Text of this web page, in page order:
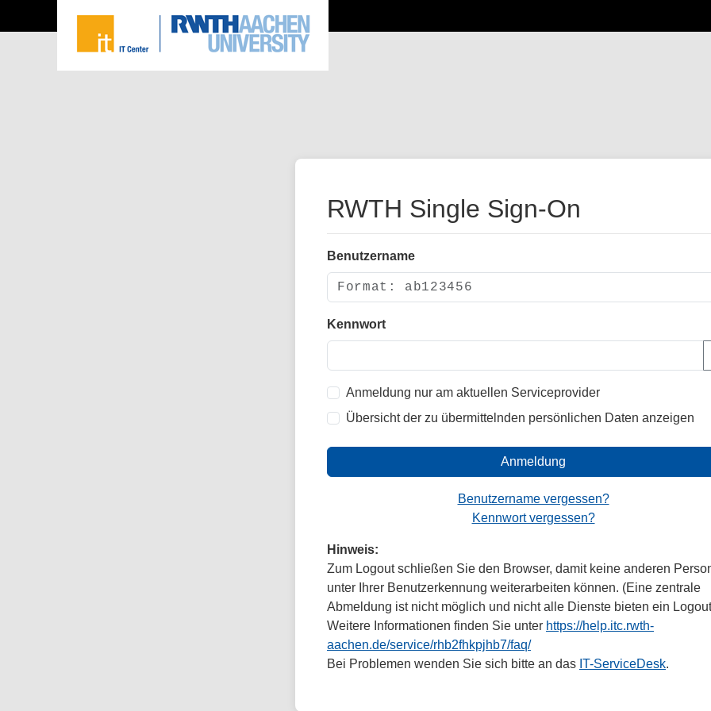
RWTH Single Sign-On
Benutzername
Kennwort
Anmeldung nur am aktuellen Serviceprovider
Übersicht der zu übermittelnden persönlichen Daten anzeigen
Anmeldung
Benutzername vergessen?
Kennwort vergessen?
Hinweis:
Zum Logout schließen Sie den Browser, damit keine anderen
unter Ihrer Benutzerkennung weiterarbeiten können. (Eine zentrale
Abmeldung ist nicht möglich und nicht alle Dienste bieten ein
Weitere Informationen finden Sie unter https://help.itc.rwth-
aachen.de/service/rhb2fhkpjhb7/faq/
Bei Problemen wenden Sie sich bitte an das IT-ServiceDesk.